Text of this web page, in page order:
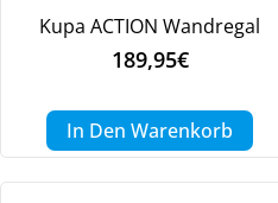
Kupa ACTION Wandregal
189,95€
In Den Warenkorb